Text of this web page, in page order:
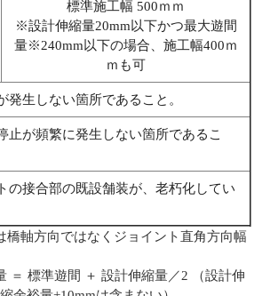
標準施工幅 500ｍｍ
※設計伸縮量20mm以下かつ最大遊間
量※240mm以下の場合、施工幅400ｍ
ｍも可
発生しない箇所であること。
止が頻繁に発生しない箇所であるこ
の接合部の既設舗装が、老朽化してい
軸方向ではなくジョイント直角方向幅
＝ 標準遊間 ＋ 設計伸縮量／2 （設計伸